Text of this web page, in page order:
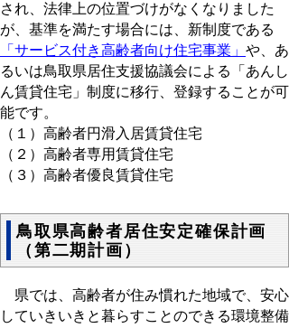
され、法律上の位置づけがなくなりました
が、基準を満たす場合には、新制度である
「サービス付き高齢者向け住宅事業」 や、あ
るいは鳥取県居住支援協議会による「あんし
ん賃貸住宅」制度に移行、登録することが可
能です。
（１）高齢者円滑入居賃貸住宅
（２）高齢者専用賃貸住宅
（３）高齢者優良賃貸住宅
鳥取県高齢者居住安定確保計画
（第二期計画）
県では、高齢者が住み慣れた地域で、安心
していきいきと暮らすことのできる環境整備